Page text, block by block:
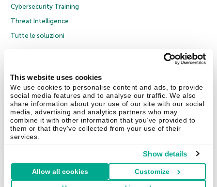
This website uses cookies
We use cookies to personalise content and ads, to provide
social media features and to analyse our traffic. We also
share information about your use of our site with our social
media, advertising and analytics partners who may
combine it with other information that you’ve provided to
them or that they’ve collected from your use of their
services.
Show details
Allow all cookies Customize
Cybersecurity Training
Threat Intelligence
Tutte le soluzioni
Informativa sulla privacy
Policy anticorruzione
Contratto di licenza B2C
Cookies
Contatti Chi siamo Partner Blog Centro risorse Comunicati stampa
Securelist Eugene Personal Blog Encyclopedia
Italia & Svizzera